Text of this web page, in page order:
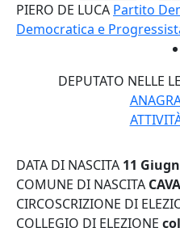
PIERO DE LUCA Partito
Democratica e
DEPUTATO NELLE
DATA DI NASCITA 11
COMUNE DI NASCITA
CIRCOSCRIZIONE DI
COLLEGIO DI ELEZIONE